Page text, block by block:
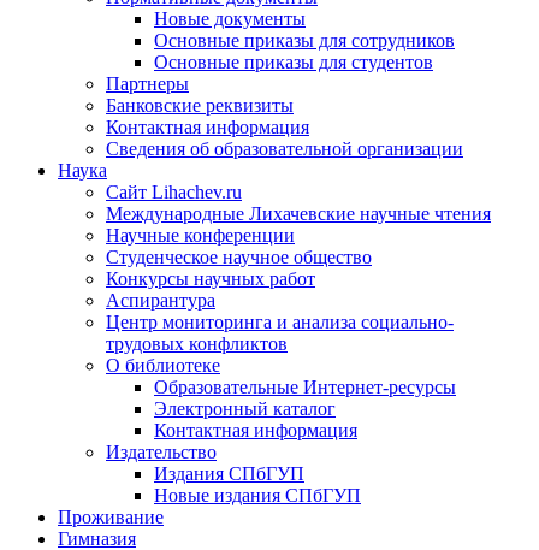
Новые документы
Основные приказы для сотрудников
Основные приказы для студентов
Партнеры
Банковские реквизиты
Контактная информация
Сведения об образовательной организации
Наука
Сайт Lihachev.ru
Международные Лихачевские научные чтения
Научные конференции
Студенческое научное общество
Конкурсы научных работ
Аспирантура
Центр мониторинга и анализа социально-
трудовых конфликтов
О библиотеке
Образовательные Интернет-ресурсы
Электронный каталог
Контактная информация
Издательство
Издания СПбГУП
Новые издания СПбГУП
Проживание
Гимназия